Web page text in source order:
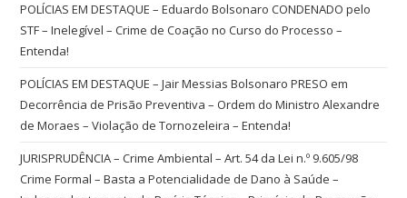
POLÍCIAS EM DESTAQUE – Eduardo Bolsonaro CONDENADO pelo
STF – Inelegível – Crime de Coação no Curso do Processo –
Entenda!
POLÍCIAS EM DESTAQUE – Jair Messias Bolsonaro PRESO em
Decorrência de Prisão Preventiva – Ordem do Ministro Alexandre
de Moraes – Violação de Tornozeleira – Entenda!
JURISPRUDÊNCIA – Crime Ambiental – Art. 54 da Lei n.º 9.605/98
Crime Formal – Basta a Potencialidade de Dano à Saúde –